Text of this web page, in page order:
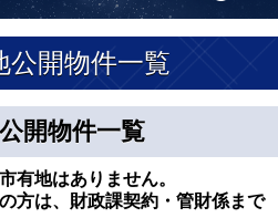
公開物件一覧
開物件一覧
有地はありません。
方は、財政課契約・管財係まで